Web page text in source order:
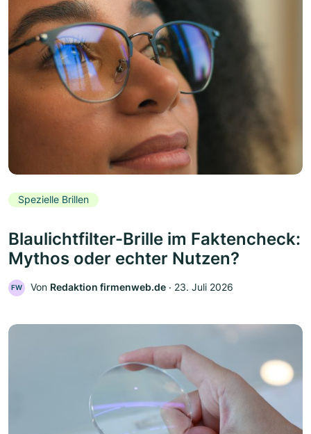
Spezielle Brillen
Blaulichtfilter-Brille im Faktencheck:
Mythos oder echter Nutzen?
FW Von Redaktion firmenweb.de ‧ 23. Juli 2026